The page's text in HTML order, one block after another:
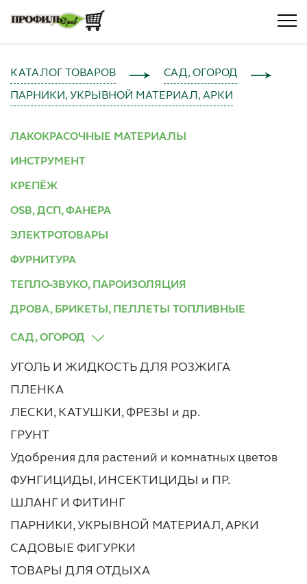
КАТАЛОГ ТОВАРОВ САД, ОГОРОД
ПАРНИКИ, УКРЫВНОЙ МАТЕРИАЛ, АРКИ
ЛАКОКРАСОЧНЫЕ МАТЕРИАЛЫ
ИНСТРУМЕНТ
КРЕПЁЖ
OSB, ДСП, ФАНЕРА
ЭЛЕКТРОТОВАРЫ
ФУРНИТУРА
ТЕПЛО-ЗВУКО, ПАРОИЗОЛЯЦИЯ
ДРОВА, БРИКЕТЫ, ПЕЛЛЕТЫ ТОПЛИВНЫЕ
САД, ОГОРОД
УГОЛЬ И ЖИДКОСТЬ ДЛЯ РОЗЖИГА
ПЛЕНКА
ЛЕСКИ, КАТУШКИ, ФРЕЗЫ и др.
ГРУНТ
Удобрения для растений и комнатных цветов
ФУНГИЦИДЫ, ИНСЕКТИЦИДЫ и ПР.
ШЛАНГ И ФИТИНГ
ПАРНИКИ, УКРЫВНОЙ МАТЕРИАЛ, АРКИ
САДОВЫЕ ФИГУРКИ
ТОВАРЫ ДЛЯ ОТДЫХА